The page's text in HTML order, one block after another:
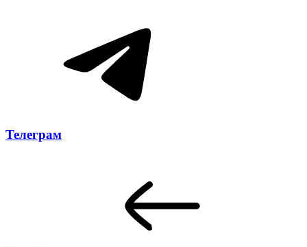
Телеграм